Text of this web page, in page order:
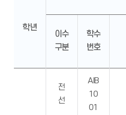
학년
이수
구분
학수
번호
전
선
AIB
10
01